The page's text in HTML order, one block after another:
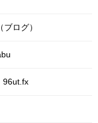
ログ）
96ut.fx